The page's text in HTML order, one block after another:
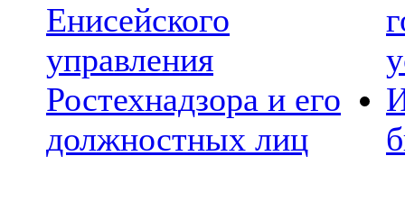
Енисейского
управления
Ростехнадзора и его
должностных лиц